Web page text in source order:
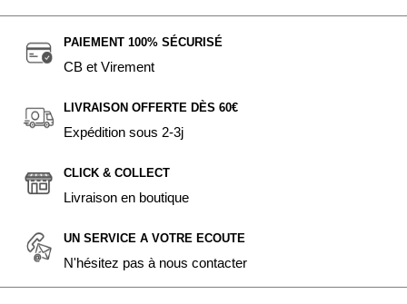
PAIEMENT 100% SÉCURISÉ
CB et Virement
LIVRAISON OFFERTE DÈS 60€
Expédition sous 2-3j
CLICK & COLLECT
Livraison en boutique
UN SERVICE A VOTRE ECOUTE
N'hésitez pas à nous contacter